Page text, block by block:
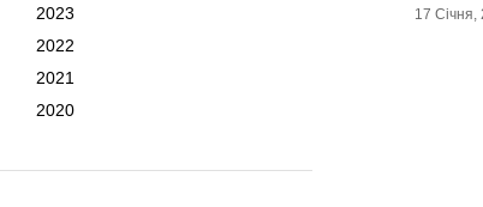
2023
2022
2021
2020
17 Січня,